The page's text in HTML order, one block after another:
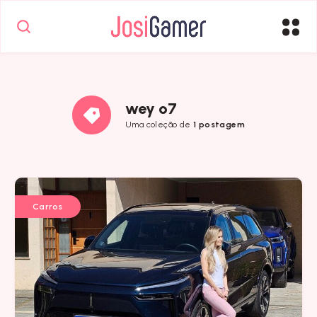
wey o7
Uma coleção de 1 postagem
Carros